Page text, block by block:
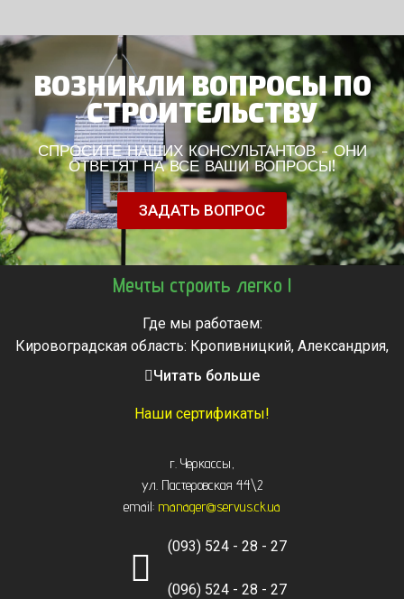
ВОЗНИКЛИ ВОПРОСЫ ПО
СТРОИТЕЛЬСТВУ
СПРОСИТЕ НАШИХ КОНСУЛЬТАНТОВ - ОНИ
ОТВЕТЯТ НА ВСЕ ВАШИ ВОПРОСЫ!
ЗАДАТЬ ВОПРОС
Мечты строить легко !
Где мы работаем:
Кировоградская область: Кропивницкий, Александрия,
Знаменка, Долинская, Новоархангельск, Светловодск
Звенигородка, Золотоноша, Каменка, Канев, Корсунь-
Монастырище, Смела, Тальное, Умань, Христиновка.
Черкассы, Чигирин, Чорнобай, Шпола
Читать больше
Наши сертификаты!
г. Черкассы,
ул. Пастеровская 44\2
email: manager@servus.ck.ua
(093) 524 - 28 - 27
(096) 524 - 28 - 27